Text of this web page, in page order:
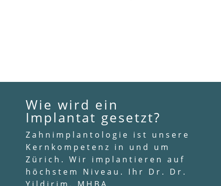
Wie wird ein
Implantat gesetzt?
Zahnimplantologie ist unsere
Kernkompetenz in und um
Zürich. Wir implantieren auf
höchstem Niveau. Ihr Dr. Dr.